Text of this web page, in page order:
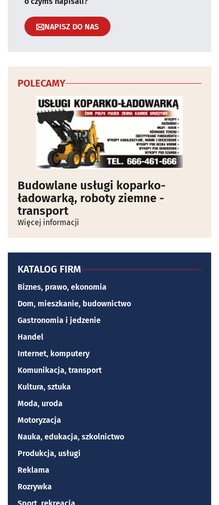
NAPISZ DO NAS
POLECAMY
Budowlane usługi koparko-
ładowarką, roboty ziemne -
transport
Więcej informacji
KATALOG FIRM
Biznes, prawo, ekonomia
Dom, mieszkanie, budownictwo
Gastronomia i jedzenie
Handel
Internet, komputery
Komunikacja, transport
Kultura, sztuka
Moda, uroda
Motoryzacja
Nauka, edukacja, szkolnictwo
Produkcja, usługi
Reklama
Rozrywka